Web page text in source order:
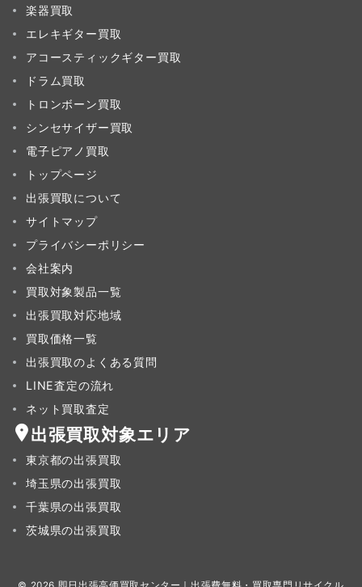
楽器買取
エレキギター買取
アコースティックギター買取
ドラム買取
トロンボーン買取
シンセサイザー買取
電子ピアノ買取
トップページ
出張買取について
サイトマップ
プライバシーポリシー
会社案内
買取対象製品一覧
出張買取対応地域
買取価格一覧
出張買取のよくある質問
LINE査定の流れ
ネット買取査定
出張買取対象エリア
東京都の出張買取
埼玉県の出張買取
千葉県の出張買取
茨城県の出張買取